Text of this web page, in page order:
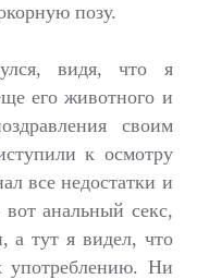
позу.
видя, что я
его животного и
своим
к осмотру
все недостатки и
анальный секс,
а тут я видел, что
употреблению. Ни